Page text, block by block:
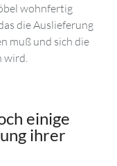
wohnfertig
die Auslieferung
muß und sich die
wird.
einige
ihrer